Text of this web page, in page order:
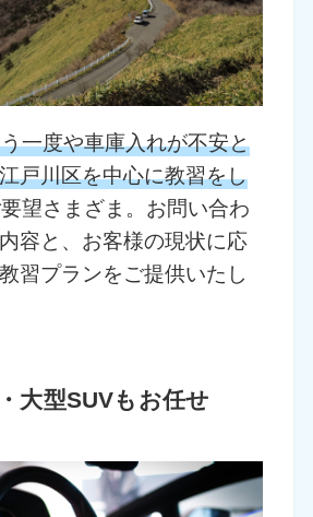
一度や車庫入れが不安と
戸川区を中心に教習をし
望さまざま。お問い合わ
容と、お客様の現状に応
習プランをご提供いたし
大型SUVもお任せ